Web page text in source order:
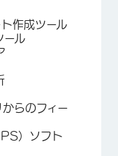
作成ツール
ール
らのフィー
）ソフト